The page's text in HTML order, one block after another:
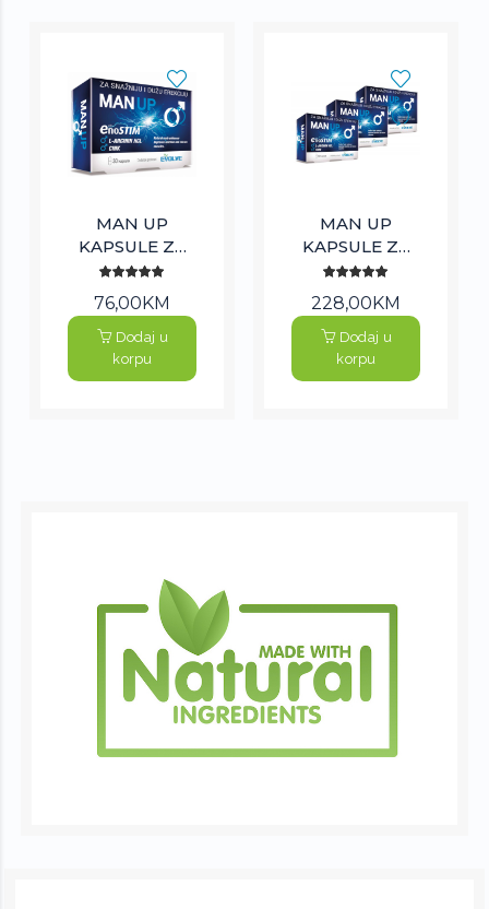
MAN UP
KAPSULE ZA
POTENCIJU - 1
KUTIJA / 30
KAPSULA
76,00KM
Dodaj u
korpu
MAN UP
KAPSULE ZA
POTENCIJU - 3
KUTIJE / 90
KAPSULA
228,00KM
Dodaj u
korpu